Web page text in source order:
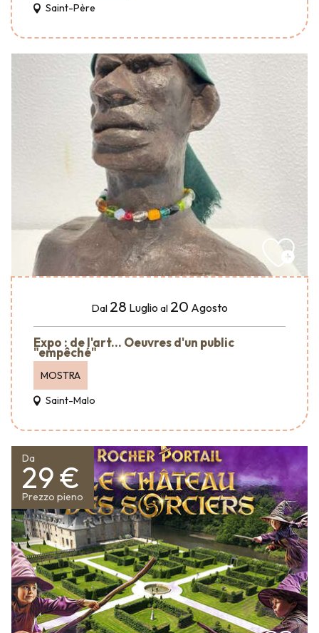
Saint-Père
Dal 28 Luglio al 20 Agosto
Expo : de l'art... Oeuvres d'un public
"empêché"
MOSTRA
Saint-Malo
Da
29 €
Prezzo pieno